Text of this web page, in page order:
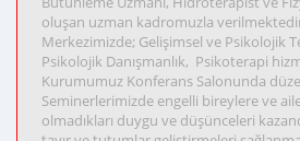
oluşan uzman kadromuzla
Merkezimizde; Gelişimsel ve Psikolojik
Psikolojik Danışmanlık, Psikoterapi
Kurumumuz Konferans Salonunda
Seminerlerimizde engelli bireylere ve
olmadıkları duygu ve düşünceleri